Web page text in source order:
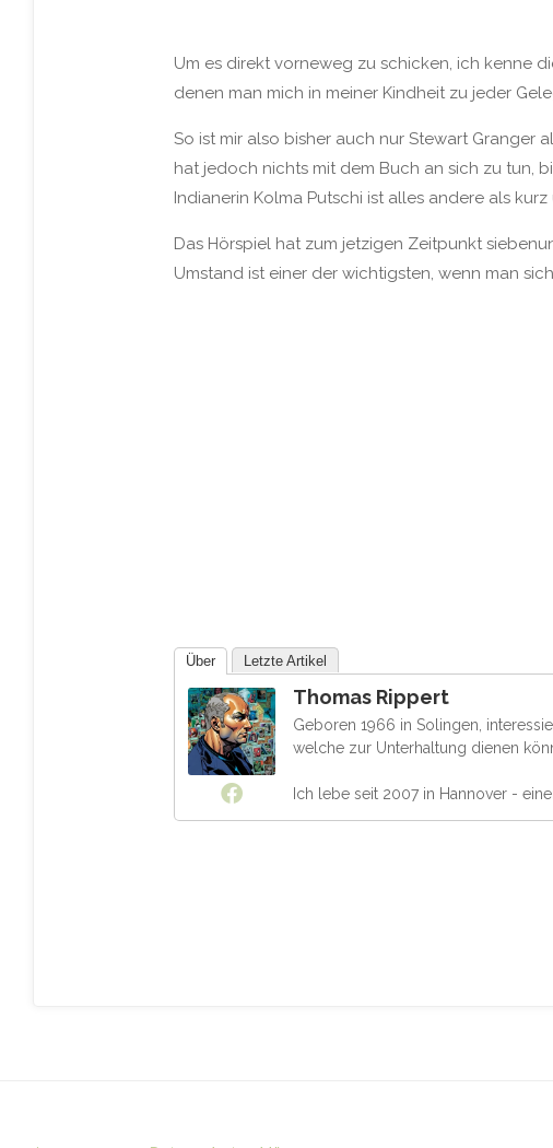
Um es direkt vorneweg zu schicken, ich kenne
denen man mich in meiner Kindheit zu jeder
So ist mir also bisher auch nur Stewart Granger
hat jedoch nichts mit dem Buch an sich zu tun,
Indianerin Kolma Putschi ist alles andere als
Das Hörspiel hat zum jetzigen Zeitpunkt
Umstand ist einer der wichtigsten, wenn man
Über Letzte Artikel
Thomas Rippert
Geboren 1966 in Solingen,
welche zur Unterhaltung dienen
Ich lebe seit 2007 in Hannover -